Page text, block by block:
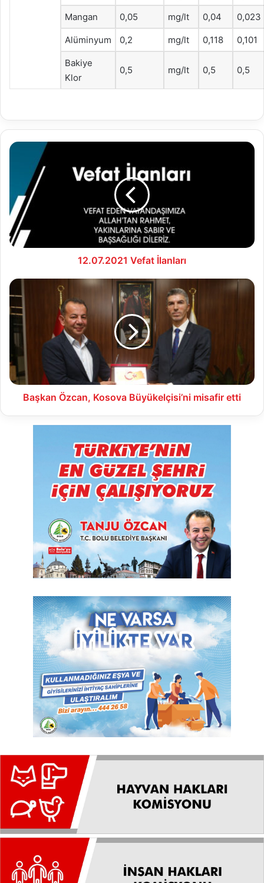
Mangan 0,05 mg/lt 0,04 0,023
Alüminyum 0,2 mg/lt 0,118 0,101
Bakiye
Klor
0,5 mg/lt 0,5 0,5
12.07.2021
12.07.2021 Vefat İlanları
Başkan
Özcan,
Kosova
misafir
etti
Başkan Özcan, Kosova Büyükelçisi’ni misafir etti